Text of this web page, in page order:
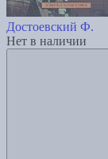
Достоевский Ф.
Нет в наличии